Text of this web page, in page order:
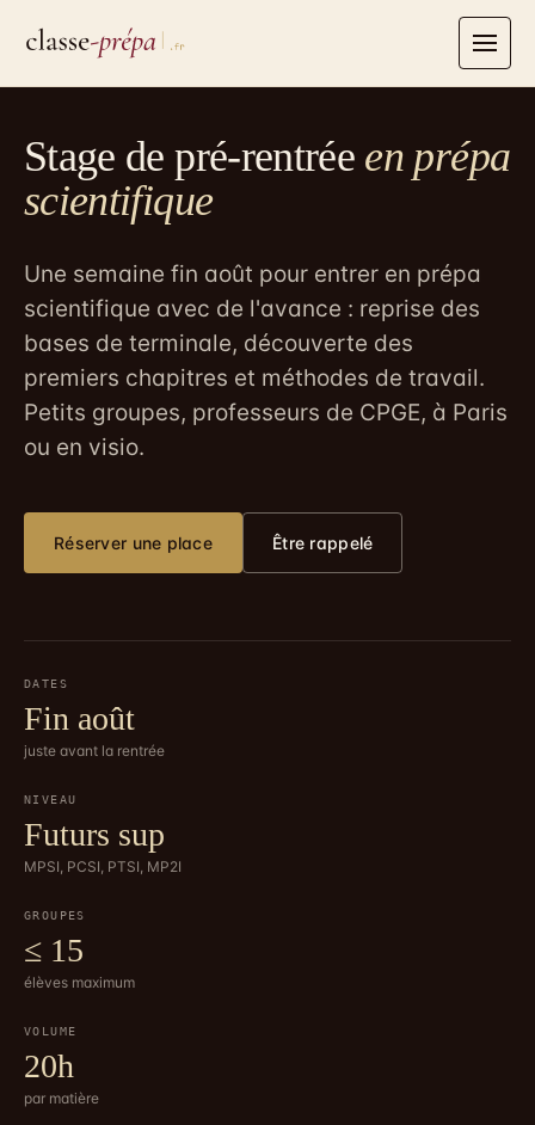
contenu
Stage de pré-rentrée en prépa
scientifique
Une semaine fin août pour entrer en prépa
scientifique avec de l'avance : reprise des
bases de terminale, découverte des
premiers chapitres et méthodes de travail.
Petits groupes, professeurs de CPGE, à Paris
ou en visio.
Réserver une place Être rappelé
DATES
Fin août
juste avant la rentrée
NIVEAU
Futurs sup
MPSI, PCSI, PTSI, MP2I
GROUPES
≤ 15
élèves maximum
VOLUME
20h
par matière